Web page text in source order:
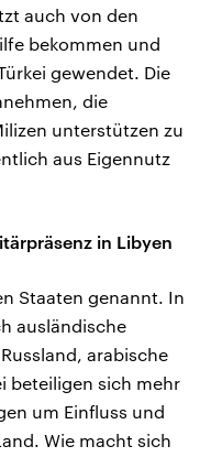
auch von den
bekommen und
gewendet. Die
die
unterstützen zu
aus Eigennutz
in Libyen
Staaten genannt. In
ausländische
arabische
beteiligen sich mehr
um Einfluss und
Wie macht sich